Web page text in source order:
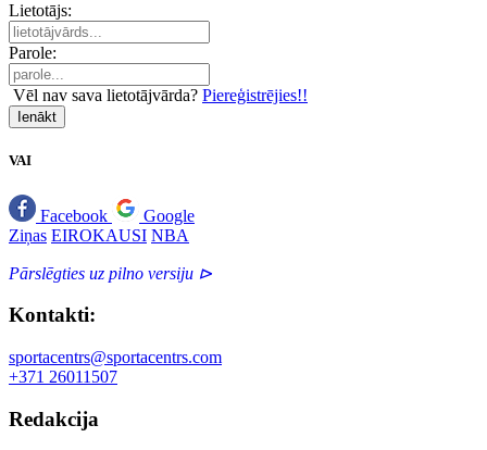
Lietotājs:
Parole:
Vēl nav sava lietotājvārda? Piereģistrējies!!
Ienākt
VAI
Facebook
Google
Ziņas EIROKAUSI NBA
Pārslēgties uz pilno versiju ⊳
Kontakti:
sportacentrs@sportacentrs.com
+371 26011507
Redakcija